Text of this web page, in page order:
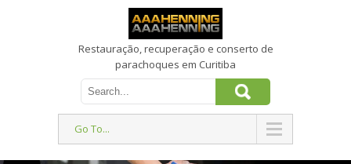
Restauração, recuperação e conserto de
parachoques em Curitiba
Go To...